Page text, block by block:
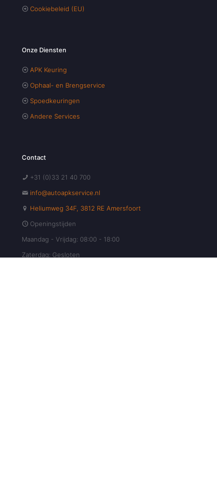
Cookiebeleid (EU)
Onze Diensten
APK Keuring
Ophaal- en Brengservice
Spoedkeuringen
Andere Services
Contact
+31 (0)33 21 40 700
info@autoapkservice.nl
Heliumweg 34F, 3812 RE Amersfoort
Openingstijden
Maandag - Vrijdag: 08:00 - 18:00
Zaterdag: Gesloten